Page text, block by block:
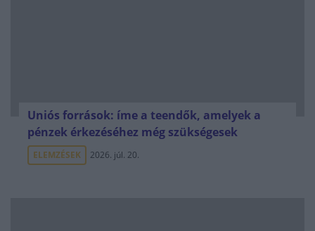
Uniós források: íme a teendők, amelyek a
pénzek érkezéséhez még szükségesek
ELEMZÉSEK 2026. júl. 20.